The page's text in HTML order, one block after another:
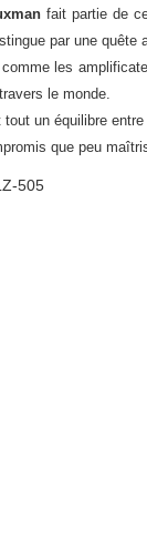
fait partie de
par une quête
les
le monde.
tout un équilibre
que peu